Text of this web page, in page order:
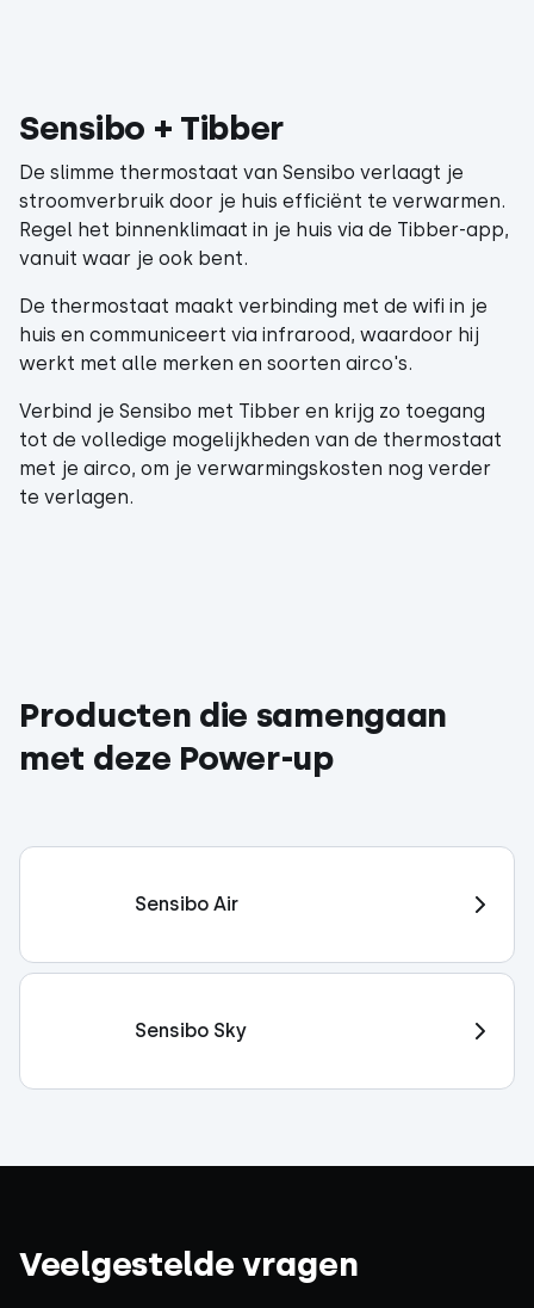
Sensibo + Tibber
De slimme thermostaat van Sensibo verlaagt je
stroomverbruik door je huis efficiënt te verwarmen.
Regel het binnenklimaat in je huis via de Tibber-app,
vanuit waar je ook bent.
De thermostaat maakt verbinding met de wifi in je
huis en communiceert via infrarood, waardoor hij
werkt met alle merken en soorten airco's.
Verbind je Sensibo met Tibber en krijg zo toegang
tot de volledige mogelijkheden van de thermostaat
met je airco, om je verwarmingskosten nog verder
te verlagen.
Producten die samengaan
met deze Power-up
Sensibo Air
Sensibo Sky
Veelgestelde vragen